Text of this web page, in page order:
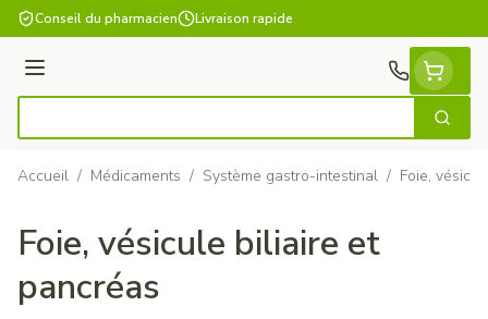
Aller au contenu
Conseil du pharmacien Livraison rapide
Menu
Accueil / Médicaments / Système gastro-intestinal / Foie,
Foie, vésicule biliaire et
pancréas